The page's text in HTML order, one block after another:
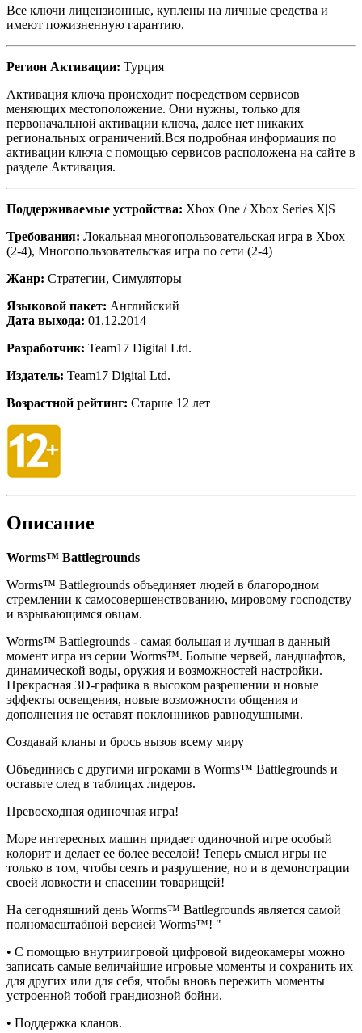
Все ключи лицензионные, куплены на личные средства и
имеют пожизненную гарантию.
Регион Активации: Турция
Активация ключа происходит посредством сервисов
меняющих местоположение. Они нужны, только для
первоначальной активации ключа, далее нет никаких
региональных ограничений.Вся подробная информация по
активации ключа с помощью сервисов расположена на сайте в
разделе Активация.
Поддерживаемые устройства: Xbox One / Xbox Series X|S
Требования: Локальная многопользовательская игра в Xbox
(2-4), Многопользовательская игра по сети (2-4)
Жанр: Стратегии, Симуляторы
Языковой пакет: Английский
Дата выхода: 01.12.2014
Разработчик: Team17 Digital Ltd.
Издатель: Team17 Digital Ltd.
Возрастной рейтинг: Старше 12 лет
Описание
Worms™ Battlegrounds
Worms™ Battlegrounds объединяет людей в благородном
стремлении к самосовершенствованию, мировому господству
и взрывающимся овцам.
Worms™ Battlegrounds - самая большая и лучшая в данный
момент игра из серии Worms™. Больше червей, ландшафтов,
динамической воды, оружия и возможностей настройки.
Прекрасная 3D-графика в высоком разрешении и новые
эффекты освещения, новые возможности общения и
дополнения не оставят поклонников равнодушными.
Создавай кланы и брось вызов всему миру
Объединись с другими игроками в Worms™ Battlegrounds и
оставьте след в таблицах лидеров.
Превосходная одиночная игра!
Море интересных машин придает одиночной игре особый
колорит и делает ее более веселой! Теперь смысл игры не
только в том, чтобы сеять и разрушение, но и в демонстрации
своей ловкости и спасении товарищей!
На сегодняшний день Worms™ Battlegrounds является самой
полномасштабной версией Worms™! "
• С помощью внутриигровой цифровой видеокамеры можно
записать самые величайшие игровые моменты и сохранить их
для других или для себя, чтобы вновь пережить моменты
устроенной тобой грандиозной бойни.
• Поддержка кланов.